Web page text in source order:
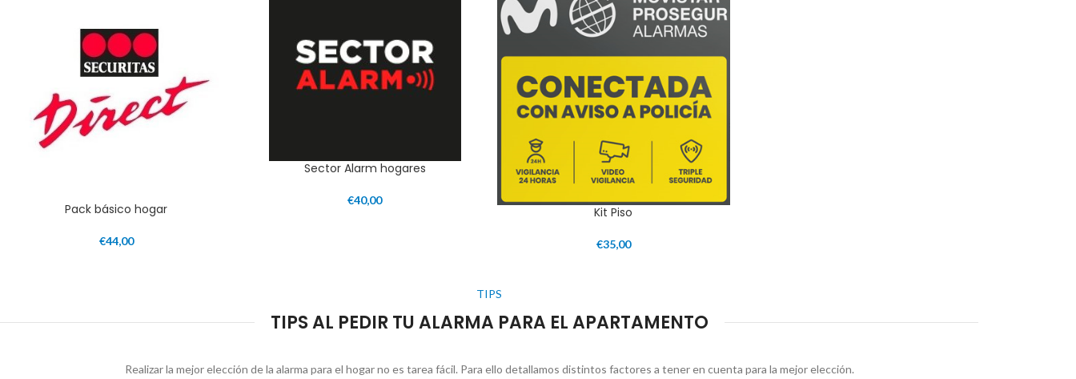
Pack básico hogar
€44,00
Sector Alarm hogares
€40,00
Kit Piso
€35,00
TIPS
TIPS AL PEDIR TU ALARMA PARA EL APARTAMENTO
Realizar la mejor elección de la alarma para el hogar no es tarea fácil. Para ello detallamos distintos factores a tener en cuenta para la mejor elección.